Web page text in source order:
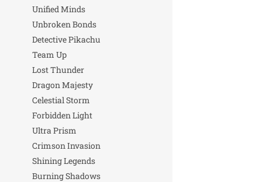
Unified Minds
Unbroken Bonds
Detective Pikachu
Team Up
Lost Thunder
Dragon Majesty
Celestial Storm
Forbidden Light
Ultra Prism
Crimson Invasion
Shining Legends
Burning Shadows